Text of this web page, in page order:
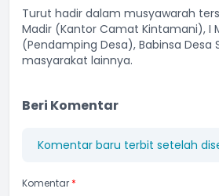
Turut hadir dalam musyawarah
Madir (Kantor Camat Kintamani), I
(Pendamping Desa), Babinsa Desa
masyarakat lainnya.
Beri Komentar
Komentar baru terbit setelah
Komentar *